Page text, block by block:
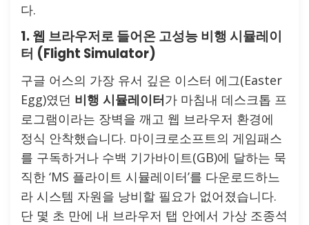
다.
1. 웹 브라우저로 들어온 고성능 비행 시뮬레이
터 (Flight Simulator)
구글 어스의 가장 유서 깊은 이스터 에그(Easter
Egg)였던 비행 시뮬레이터가 마침내 데스크톱 프
로그램이라는 장벽을 깨고 웹 브라우저 환경에
정식 안착했습니다. 마이크로소프트의 게임패스
를 구독하거나 수백 기가바이트(GB)에 달하는 묵
직한 ‘MS 플라이트 시뮬레이터’를 다운로드하느
라 시스템 자원을 낭비할 필요가 없어졌습니다.
단 몇 초 만에 내 브라우저 탭 안에서 가상 조종석